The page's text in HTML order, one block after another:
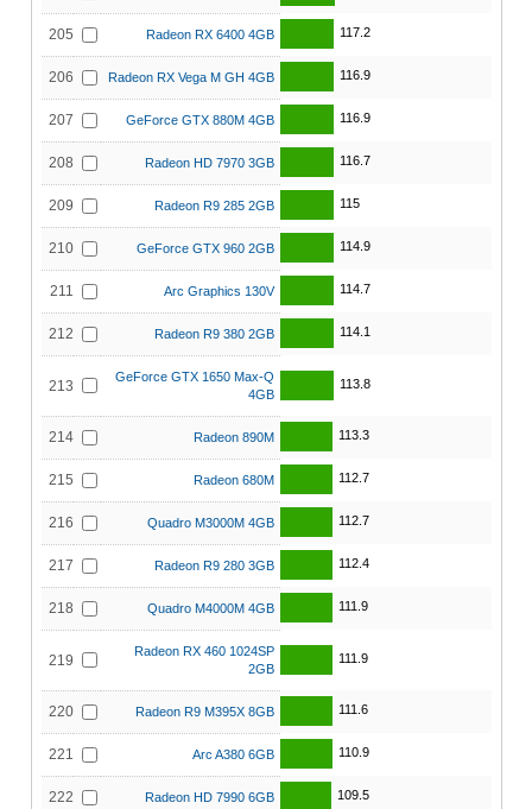
205 Radeon RX 6400 4GB 117.2
206 Radeon RX Vega M GH 4GB 116.9
207 GeForce GTX 880M 4GB 116.9
208 Radeon HD 7970 3GB 116.7
209 Radeon R9 285 2GB 115
210 GeForce GTX 960 2GB 114.9
211 Arc Graphics 130V 114.7
212 Radeon R9 380 2GB 114.1
213
GeForce GTX 1650 Max-Q
4GB
113.8
214 Radeon 890M 113.3
215 Radeon 680M 112.7
216 Quadro M3000M 4GB 112.7
217 Radeon R9 280 3GB 112.4
218 Quadro M4000M 4GB 111.9
219
Radeon RX 460 1024SP
2GB
111.9
220 Radeon R9 M395X 8GB 111.6
221 Arc A380 6GB 110.9
222 Radeon HD 7990 6GB 109.5